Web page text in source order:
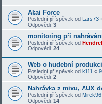
Akai Force
Poslední příspěvek od Lars73
Odpovědi: 3
monitoring při
Poslední příspěvek od
Odpovědi: 24
Web o hudební produkci
Poslední příspěvek od k111 «
Odpovědi: 2
Nahrávka z mixu, AUX
Poslední příspěvek od Mirek96
Odpovědi: 14